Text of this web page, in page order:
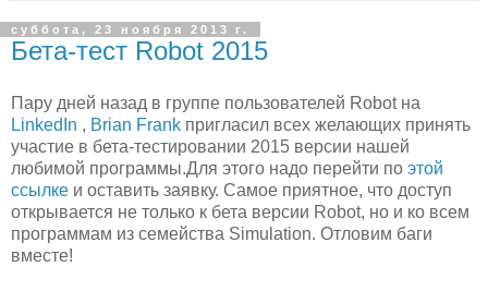
суббота, 23 ноября 2013 г.
Бета-тест Robot 2015
Пару дней назад в группе пользователей Robot на
LinkedIn , Brian Frank пригласил всех желающих принять
участие в бета-тестировании 2015 версии нашей
любимой программы.Для этого надо перейти по этой
ссылке и оставить заявку. Самое приятное, что доступ
открывается не только к бета версии Robot, но и ко всем
программам из семейства Simulation. Отловим баги
вместе!